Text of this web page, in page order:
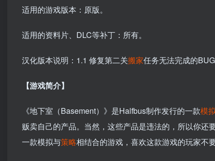
适用的游戏版本：原版。
适用的资料片、DLC等补丁：所有。
汉化版本说明：1.1 修复第二关搬家任务无法完成的BUG
【游戏简介】
《地下室（Basement）》是Halfbus制作发行的一款模
贩卖自己的产品。当然，这些产品是违法的，所以你还
一款模拟与策略相结合的游戏，喜欢这款游戏的玩家不